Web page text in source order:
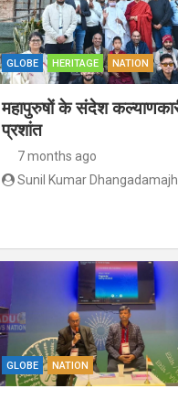
GLOBE HERITAGE NATION
महापुरुषों के संदेश
प्रशांत
7 months ago
Sunil Kumar
GLOBE NATION